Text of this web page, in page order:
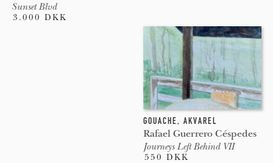
Sunset Blvd
3.000 DKK
GOUACHE, AKVAREL
Rafael Guerrero Céspedes
Journeys Left Behind VII
550 DKK